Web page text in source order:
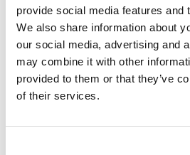
provide social media features and
We also share information about
our social media, advertising and
may combine it with other
provided to them or that they’ve
of their services.